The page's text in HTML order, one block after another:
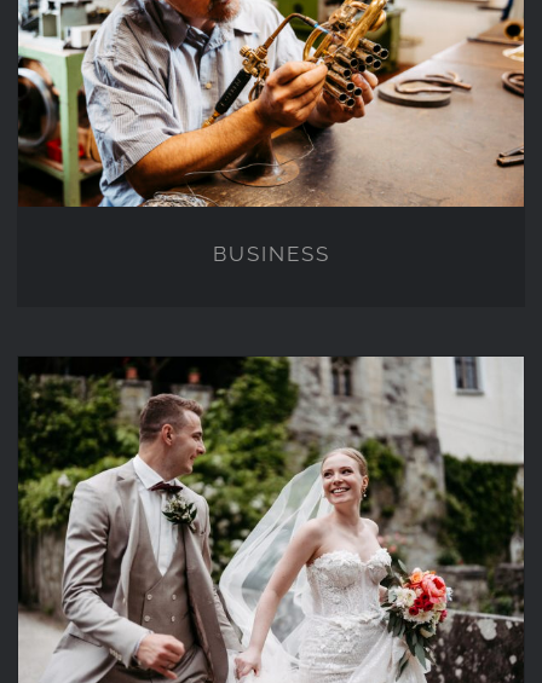
BUSINESS
BUSINESS
HOCHZEIT